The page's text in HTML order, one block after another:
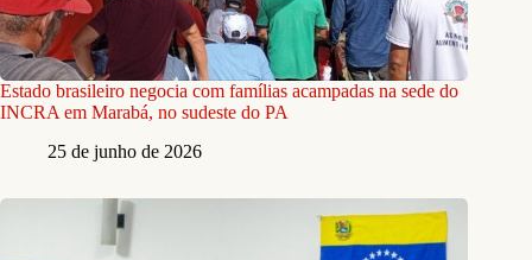
Estado brasileiro negocia com famílias acampadas na sede do
INCRA em Marabá, no sudeste do PA
25 de junho de 2026